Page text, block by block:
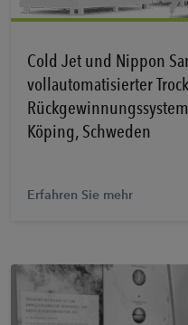
Cold Jet und Nippon
vollautomatisierter
Köping, Schweden
Erfahren Sie mehr
Erfahren Sie mehr